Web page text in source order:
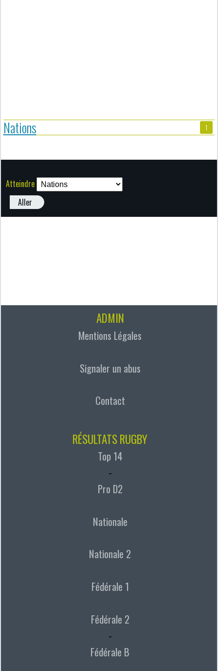
Nations 1
Atteindre
Aller
ADMIN
Mentions Légales
Signaler un abus
Contact
RÉSULTATS RUGBY
Top 14
-
Pro D2
Nationale
Nationale 2
Fédérale 1
Fédérale 2
-
Fédérale B